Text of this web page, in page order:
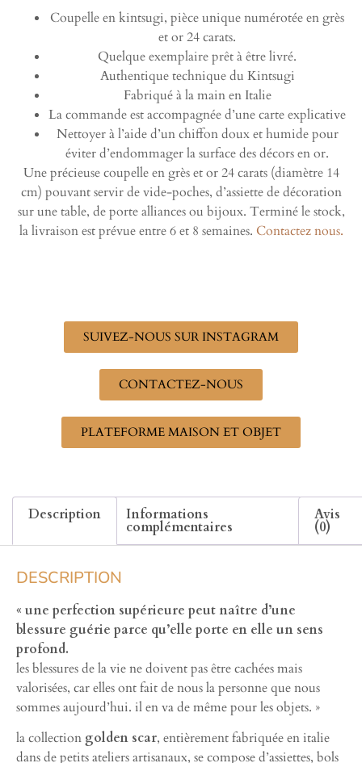
Coupelle en kintsugi, pièce unique numérotée en grès
et or 24 carats.
Quelque exemplaire prêt à être livré.
Authentique technique du Kintsugi
Fabriqué à la main en Italie
La commande est accompagnée d’une carte explicative
Nettoyer à l’aide d’un chiffon doux et humide pour
éviter d’endommager la surface des décors en or.
Une précieuse coupelle en grès et or 24 carats (diamètre 14
cm) pouvant servir de vide-poches, d’assiette de décoration
sur une table, de porte alliances ou bijoux. Terminé le stock,
la livraison est prévue entre 6 et 8 semaines. Contactez nous.
SUIVEZ-NOUS SUR INSTAGRAM
CONTACTEZ-NOUS
PLATEFORME MAISON ET OBJET
Description Informations
complémentaires
Avis
(0)
DESCRIPTION
« une perfection supérieure peut naître d’une
blessure guérie parce qu’elle porte en elle un sens
profond.
les blessures de la vie ne doivent pas être cachées mais
valorisées, car elles ont fait de nous la personne que nous
sommes aujourd’hui. il en va de même pour les objets. »
la collection golden scar, entièrement fabriquée en italie
dans de petits ateliers artisanaux, se compose d’assiettes, bols